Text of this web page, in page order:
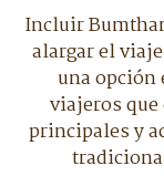
Incluir
alargar el
una opción
viajeros
principales y